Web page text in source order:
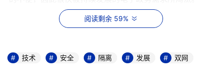
第二代隔离技术——硬件卡隔离
无法满足工作的需要，于是能够实现内外网互换的隔离卡
阅读剩余 59%
技术 安全 隔离 发展 双网